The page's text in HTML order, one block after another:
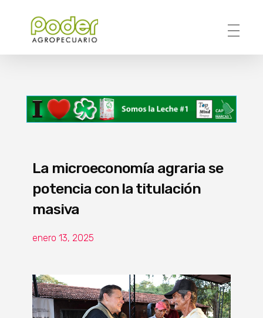
La microeconomía agraria se
potencia con la titulación
masiva
enero 13, 2025